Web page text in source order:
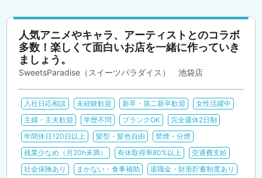
人気アニメやキャラ、アーティストとのコラボ
多数！楽しくて面白いお店を一緒に作っていき
ましょう。
SweetsParadise（スイーツパラダイス） 池袋店
入社日応相談 未経験歓迎 新卒・第二新卒歓迎
女性活躍中
主婦・主夫歓迎
学歴不問 ブランクOK
完全週休2日制
年間休日120日以上
髪型・髪色自由
禁煙・分煙
残業少なめ（月20h未満）
有休取得率80%以上
交通費支給
社会保険あり
まかない・食事補助
退職金・財形貯蓄制度あり